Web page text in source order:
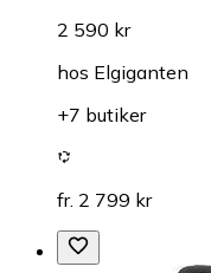
2 590 kr
hos Elgiganten
+7 butiker
fr. 2 799 kr